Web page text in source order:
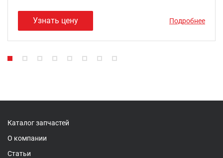
Узнать цену Подробнее
Каталог запчастей
О компании
Статьи